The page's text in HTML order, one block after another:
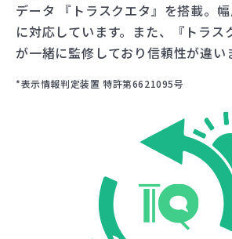
データ 『トラスクエタ』を搭載。
に対応しています。また、『トラス
が一緒に監修しており信頼性が違い
*表示情報判定装置 特許第6621095号